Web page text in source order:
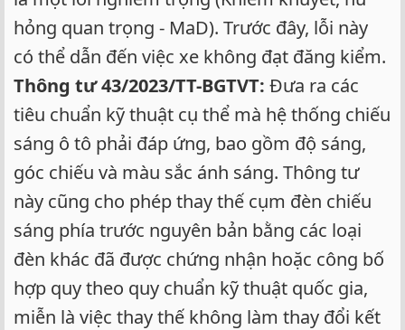
hỏng quan trọng - MaD). Trước đây, lỗi này
có thể dẫn đến việc xe không đạt đăng kiểm.
Thông tư 43/2023/TT-BGTVT: Đưa ra các
tiêu chuẩn kỹ thuật cụ thể mà hệ thống chiếu
sáng ô tô phải đáp ứng, bao gồm độ sáng,
góc chiếu và màu sắc ánh sáng. Thông tư
này cũng cho phép thay thế cụm đèn chiếu
sáng phía trước nguyên bản bằng các loại
đèn khác đã được chứng nhận hoặc công bố
hợp quy theo quy chuẩn kỹ thuật quốc gia,
miễn là việc thay thế không làm thay đổi kết